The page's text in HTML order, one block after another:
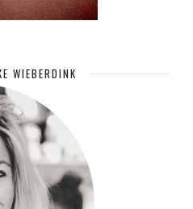
WIEBERDINK